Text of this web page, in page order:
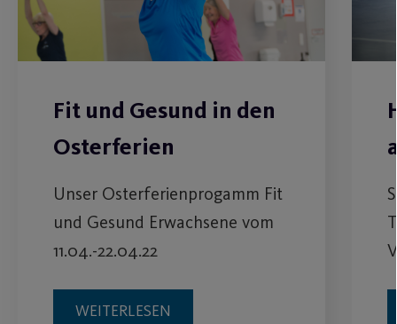
Fit und Gesund in den
Osterferien
Unser Osterferienprogamm Fit
und Gesund Erwachsene vom
11.04.-22.04.22
WEITERLESEN